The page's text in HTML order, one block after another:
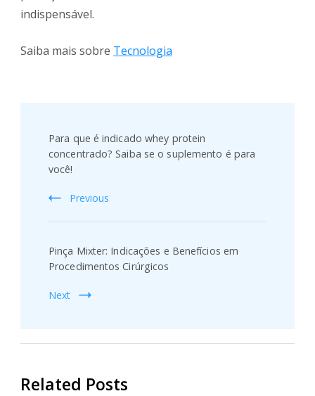
indispensável.
Saiba mais sobre Tecnologia
Navigation
Para que é indicado whey protein
concentrado? Saiba se o suplemento é para
você!
Previous
Pinça Mixter: Indicações e Benefícios em
Procedimentos Cirúrgicos
Next
Related Posts